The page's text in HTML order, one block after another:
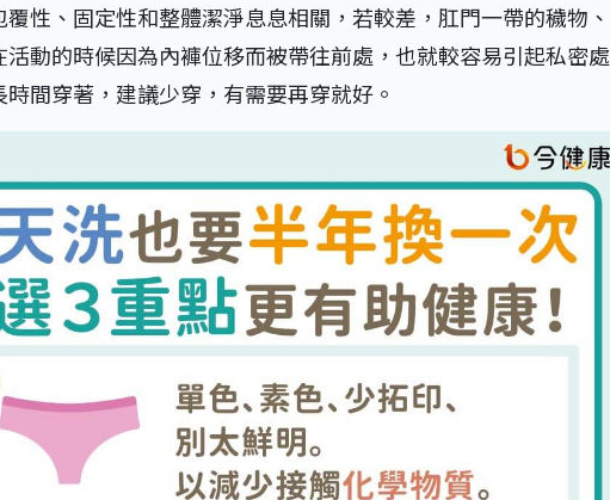
性、固定性和整體潔淨息息相關，若較差，肛門一帶的穢物、
動的時候因為內褲位移而被帶往前處，也就較容易引起私密處
間穿著，建議少穿，有需要再穿就好。